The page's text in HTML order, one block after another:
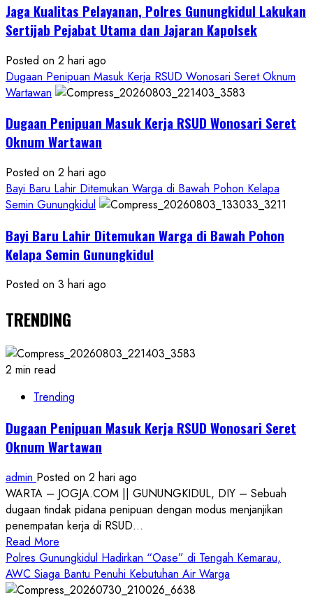
Jaga Kualitas Pelayanan, Polres Gunungkidul Lakukan
Sertijab Pejabat Utama dan Jajaran Kapolsek
Posted on 2 hari ago
Dugaan Penipuan Masuk Kerja RSUD Wonosari Seret Oknum
Wartawan
Dugaan Penipuan Masuk Kerja RSUD Wonosari Seret
Oknum Wartawan
Posted on 2 hari ago
Bayi Baru Lahir Ditemukan Warga di Bawah Pohon Kelapa
Semin Gunungkidul
Bayi Baru Lahir Ditemukan Warga di Bawah Pohon
Kelapa Semin Gunungkidul
Posted on 3 hari ago
TRENDING
2 min read
Trending
Dugaan Penipuan Masuk Kerja RSUD Wonosari Seret
Oknum Wartawan
admin Posted on 2 hari ago
WARTA – JOGJA.COM || GUNUNGKIDUL, DIY – Sebuah
dugaan tindak pidana penipuan dengan modus menjanjikan
penempatan kerja di RSUD...
Read More
more
about
Dugaan
Polres Gunungkidul Hadirkan “Oase” di Tengah Kemarau,
AWC Siaga Bantu Penuhi Kebutuhan Air Warga